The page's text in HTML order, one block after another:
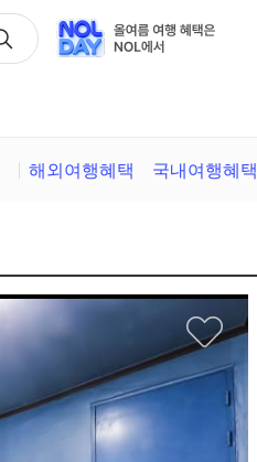
해외여행혜택 국내여행혜택